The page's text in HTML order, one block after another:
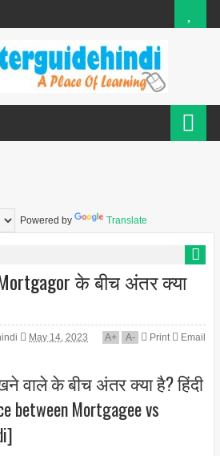
Powered by Translate
के बीच अंतर क्या
May 14, 2023 A+ A- Print Email
वाले के बीच अंतर क्या है? हिंदी
between Mortgagee vs